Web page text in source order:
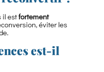
il estfortement
éviter les
est-il